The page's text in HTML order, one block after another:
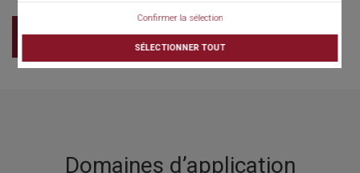
Confirmer la sélection
SÉLECTIONNER TOUT
Brochure
Domaines d’application